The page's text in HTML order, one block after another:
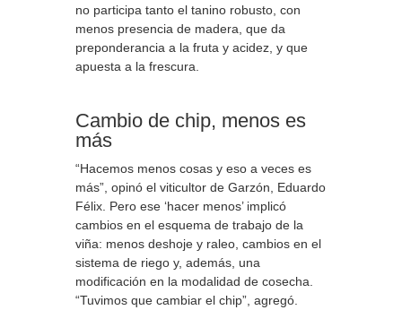
no participa tanto el tanino robusto, con
menos presencia de madera, que da
preponderancia a la fruta y acidez, y que
apuesta a la frescura.
Cambio de chip, menos es
más
“Hacemos menos cosas y eso a veces es
más”, opinó el viticultor de Garzón, Eduardo
Félix. Pero ese ‘hacer menos’ implicó
cambios en el esquema de trabajo de la
viña: menos deshoje y raleo, cambios en el
sistema de riego y, además, una
modificación en la modalidad de cosecha.
“Tuvimos que cambiar el chip”, agregó.